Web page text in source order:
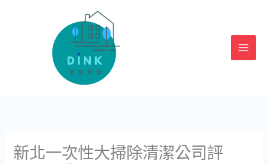
新北一次性大掃除清潔公司評